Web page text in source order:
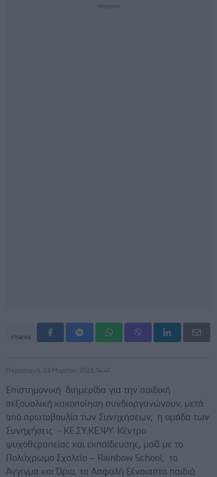
shares
Παρασκευή, 03 Μαρτίου 2023, 14:41
Επιστημονική διημερίδα για την παιδική
σεξουαλική κακοποίηση συνδιοργανώνουν, μετά
από πρωτοβουλία των Συνηχήσεων, η ομάδα των
Συνηχήσεις - ΚΕ.ΣΥ.ΚΕ.ΨΥ. Κέντρο
ψυχοθεραπείας και εκπαίδευσης, μαζί με το
Πολύχρωμο Σχολείο – Rainbow School, το
Άγγιγμα και Όρια, τα Ασφαλή ξένοιαστα παιδιά